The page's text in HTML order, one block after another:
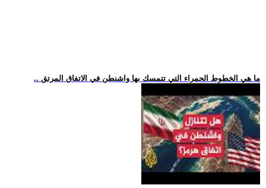
.. ما هي الخطوط الحمراء التي تتمسك بها واشنطن في الاتفاق المرتق